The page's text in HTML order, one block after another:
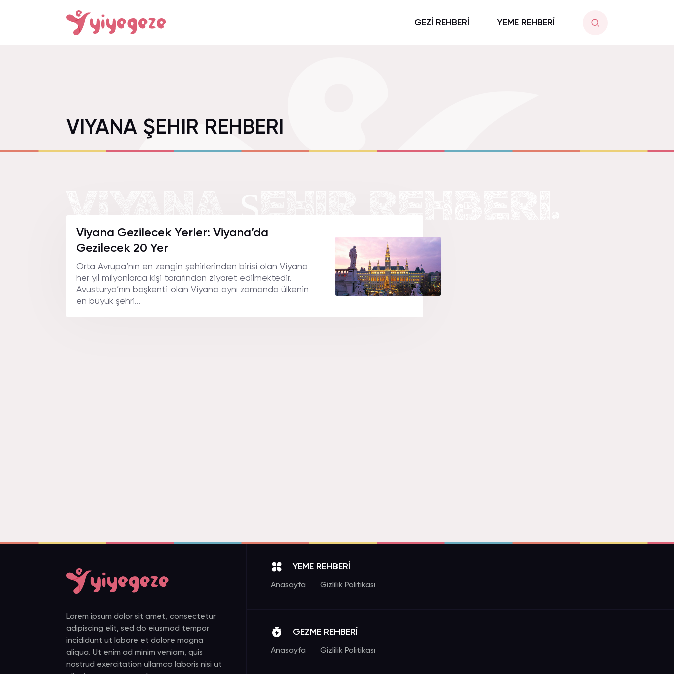
GEZİ REHBERİ YEME REHBERİ
VIYANA ŞEHIR REHBERI
Viyana Gezilecek Yerler: Viyana’da
Gezilecek 20 Yer
Orta Avrupa’nın en zengin şehirlerinden birisi olan Viyana
her yıl milyonlarca kişi tarafından ziyaret edilmektedir.
Avusturya’nın başkenti olan Viyana aynı zamanda ülkenin
en büyük şehri...
Lorem ipsum dolor sit amet, consectetur
adipiscing elit, sed do eiusmod tempor
incididunt ut labore et dolore magna
aliqua. Ut enim ad minim veniam, quis
nostrud exercitation ullamco laboris nisi ut
YEME REHBERİ
Anasayfa Gizlilik Politikası
GEZME REHBERİ
Anasayfa Gizlilik Politikası